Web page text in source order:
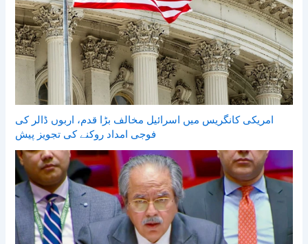
امریکی کانگریس میں اسرائیل مخالف بڑا قدم، اربوں ڈالر کی
فوجی امداد روکنے کی تجویز پیش